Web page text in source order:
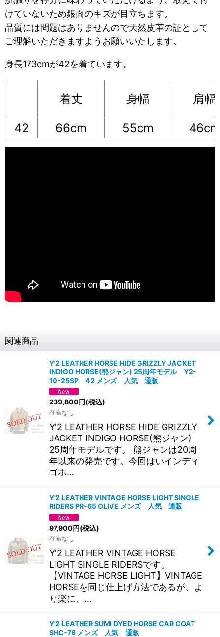
けていないため銀面のキズが目立ちます。
品質には問題はありませんので天然皮革の証として
ご理解いただきますようお願いいたします。
身長173cmが42を着ています。
着丈 身幅 肩幅
42 66cm 55cm 46cm
関連商品
Y'2 LEATHER HORSE HIDE GRIZZLY JACKET
INDIGO HORSE(熊ジャン) 25周年モデル Y2-
10-25SP 42 メンズ 人気 通販
239,800円(税込)
在庫なし
Y'2 LEATHER HORSE HIDE GRIZZLY
JACKET INDIGO HORSE(熊ジャン)
25周年モデルです。 熊ジャンは20周
年以来の発売です。今回はいインディ
ゴホ…
Y'2 LEATHER VINTAGE HORSE LIGHT SINGLE
RIDERS PR-65 OLIVE メンズ 人気 通販
97,900円(税込)
在庫なし
Y'2 LEATHER VINTAGE HORSE
LIGHT SINGLE RIDERSです。
【VINTAGE HORSE LIGHT】VINTAGE
HORSEを同じ仕上げ方法であるが、よ
り楽に、…
Y'2 LEATHER SUMI DYED HORSE CAR COAT
SHC-76 メンズ 人気 通販